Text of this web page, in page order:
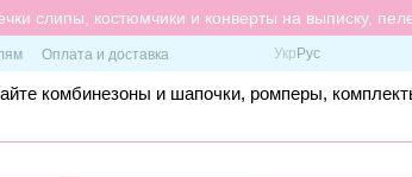
слипы, костюмчики и конверты на выписку,
Оплата и доставка Укр Рус
комбинезоны и шапочки, ромперы,